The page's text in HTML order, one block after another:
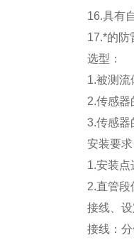
16.具有
17.*的防
选型：
1.被测流
2.传感器
3.传感器
安装要
1.安装点
2.直管段
接线、
接线：